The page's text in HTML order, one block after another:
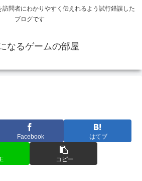
問者にわかりやすく伝えれるよう試行錯誤した
ブログです
なるゲームの部屋
Facebook はてブ
コピー